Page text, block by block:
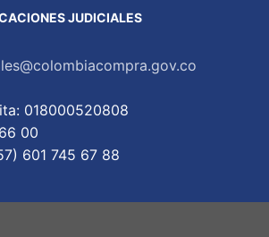
JUDICIALES
018000520808
00
601 745 67 88